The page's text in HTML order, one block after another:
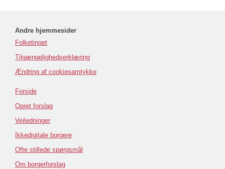
Andre hjemmesider
Folketinget
Tilgængelighedserklæring
Ændring af cookiesamtykke
Forside
Opret forslag
Vejledninger
Ikkedigitale borgere
Ofte stillede spørgsmål
Om borgerforslag